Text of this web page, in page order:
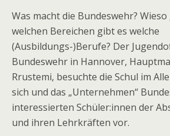
Was macht die Bundeswehr?
welchen Bereichen gibt es welche
(Ausbildungs-)Berufe? Der
Bundeswehr in Hannover,
Rrustemi, besuchte die Schul im
sich und das „Unternehmen“
interessierten Schüler:innen der
und ihren Lehrkräften vor.